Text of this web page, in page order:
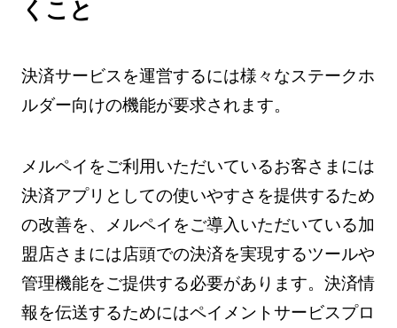
くこと
決済サービスを運営するには様々なステークホ
ルダー向けの機能が要求されます。
メルペイをご利用いただいているお客さまには
決済アプリとしての使いやすさを提供するため
の改善を、メルペイをご導入いただいている加
盟店さまには店頭での決済を実現するツールや
管理機能をご提供する必要があります。決済情
報を伝送するためにはペイメントサービスプロ